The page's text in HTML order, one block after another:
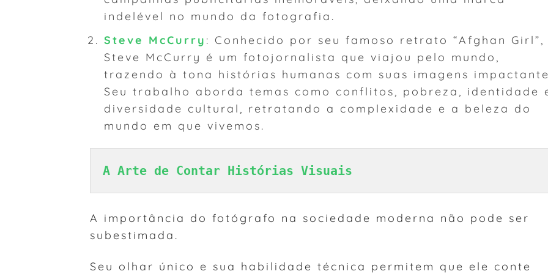
indelével no mundo da fotografia.
Steve McCurry : Conhecido por seu famoso retrato “Afghan Girl”,
Steve McCurry é um fotojornalista que viajou pelo mundo,
trazendo à tona histórias humanas com suas imagens
Seu trabalho aborda temas como conflitos, pobreza, identidade
diversidade cultural, retratando a complexidade e a beleza do
mundo em que vivemos.
A Arte de Contar Histórias Visuais
A importância do fotógrafo na sociedade moderna não pode ser
subestimada.
Seu olhar único e sua habilidade técnica permitem que ele conte